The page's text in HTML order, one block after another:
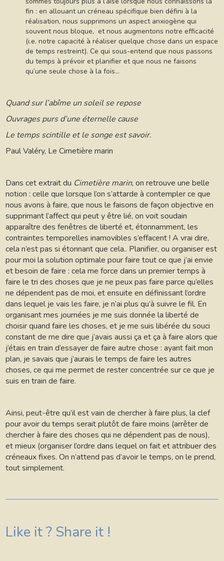
fin : en allouant un créneau spécifique bien défini à la
réalisation, nous supprimons un aspect anxiogène qui
souvent nous bloque, et nous augmentons notre efficacité
(i.e. notre capacité à réaliser quelque chose dans un espace
de temps restreint). Ce qui sous-entend que nous passons
du temps à prévoir et planifier et que nous ne faisons
qu’une seule chose à la fois…
Quand sur l’abîme un soleil se repose
Ouvrages purs d’une éternelle cause
Le temps scintille et le songe est savoir.
Paul Valéry, Le Cimetière marin
Dans cet extrait du Cimetière marin, on retrouve une belle
notion : celle que lorsque l’on s’attarde à contempler ce que
nous avons à faire, que nous le faisons de façon objective en
supprimant l’affect qui peut y être lié, on voit soudain
apparaître des fenêtres de liberté et, étonnamment, les
contraintes temporelles inamovibles s’effacent ! A vrai dire,
cela n’est pas si étonnant que cela.. Planifier, ou organiser est
pour moi la solution optimale pour faire tout ce que j’ai envie
et besoin de faire : cela me force dans un premier temps à
faire le tri des choses que je ne peux pas faire parce qu’elles
ne dépendent pas de moi, et ensuite en définissant l’ordre
dans lequel je vais les faire, je n’ai plus qu’à suivre le fil. En
organisant mes journées je me suis donnée la liberté de
choisir quand faire les choses, et je me suis libérée du souci
constant de me dire que j’avais aussi ça et ça à faire alors que
j’étais en train d’essayer de faire autre chose : ayant fait mon
plan, je savais que j’aurais le temps de faire les autres
choses, ce qui me permet de rester concentrée sur ce que je
suis en train de faire.
Ainsi, peut-être qu’il est vain de chercher à faire plus, la clef
pour avoir du temps serait plutôt de faire moins (arrêter de
chercher à faire des choses qui ne dépendent pas de nous),
et mieux (organiser l’ordre dans lequel on fait et attribuer des
créneaux fixes. On n’attend pas d’avoir le temps, on le prend,
tout simplement.
Like it ? Share it !